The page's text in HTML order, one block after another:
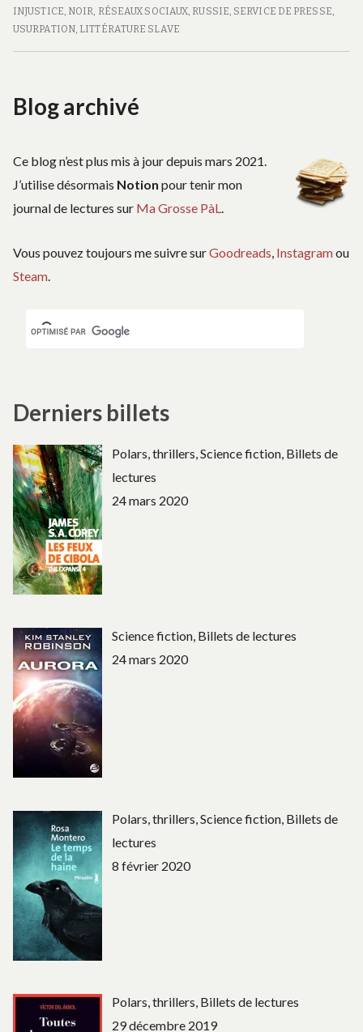
INJUSTICE, NOIR, RÉSEAUX SOCIAUX, RUSSIE, SERVICE DE PRESSE,
USURPATION, LITTÉRATURE SLAVE
Blog archivé
Ce blog n’est plus mis à jour depuis mars 2021.
J’utilise désormais Notion pour tenir mon
journal de lectures sur Ma Grosse PàL
Vous pouvez toujours me suivre surGoodreads, Instagramou
Steam.
Derniers billets
Polars, thrillers, Science fiction, Billets de
lectures
24 mars 2020
Science fiction, Billets de lectures
24 mars 2020
Polars, thrillers, Science fiction, Billets de
lectures
8 février 2020
Polars, thrillers, Billets de lectures
29 décembre 2019